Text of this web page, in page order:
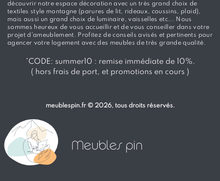
Meubles pin
découvrir notre espace décoration avec un très grand choix de
textiles style montagne (parures de lit, rideaux, coussins, plaid),
mais aussi un grand choix de luminaire, vaisselles etc... Nous
sommes heureux de vous accueillir et de vous conseiller dans votre
projet d'ameublement. Profitez de conseils avisés et pertinents pour
agencer votre logement avec des meubles de très grande qualité.
*CODE: summer10 : remise immédiate de 10%.
( hors frais de port, et promotions en cours )
meublespin.fr © 2026, tous droits réservés.